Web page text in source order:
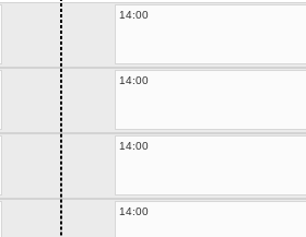
14:00
14:00
14:00
14:00